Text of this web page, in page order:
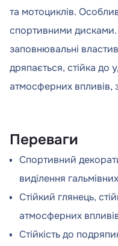
та мотоциклів.
спортивними
заповнювальні
дряпається, стійка до
атмосферних впливів,
Переваги
Спортивний
виділення
Стійкий глянець,
атмосферних
Стійкість до